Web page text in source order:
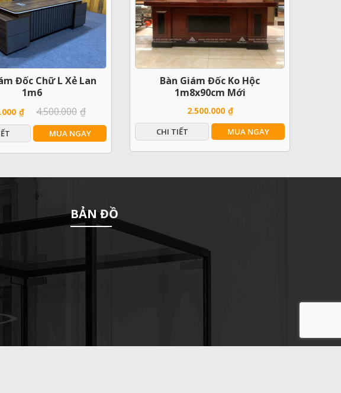
Đốc Chữ L Xẻ Lan
1m6
₫ 4.500.000 ₫
MUA NGAY
Bàn Giám Đốc Ko Hộc
1m8x90cm Mới
2.500.000 ₫
CHI TIẾT MUA NGAY
BẢN ĐỒ